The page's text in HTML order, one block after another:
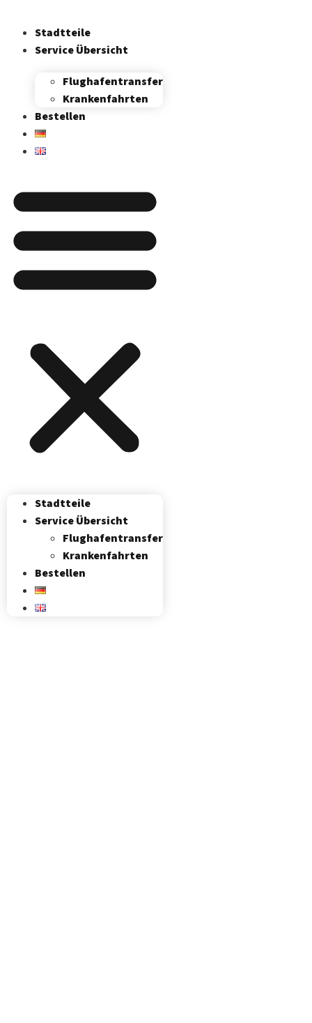
Stadtteile
Service Übersicht
Flughafen­transfer
Krankenfahrten
Bestellen
Stadtteile
Service Übersicht
Flughafen­transfer
Krankenfahrten
Bestellen